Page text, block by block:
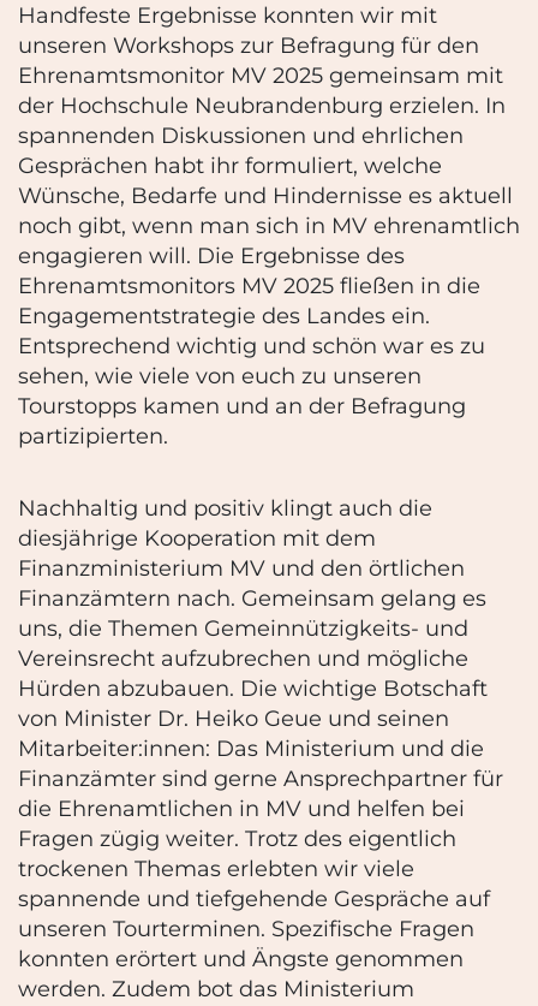
Handfeste Ergebnisse konnten wir mit
unseren Workshops zur Befragung für den
Ehrenamtsmonitor MV 2025 gemeinsam mit
der Hochschule Neubrandenburg erzielen. In
spannenden Diskussionen und ehrlichen
Gesprächen habt ihr formuliert, welche
Wünsche, Bedarfe und Hindernisse es aktuell
noch gibt, wenn man sich in MV ehrenamtlich
engagieren will. Die Ergebnisse des
Ehrenamtsmonitors MV 2025 fließen in die
Engagementstrategie des Landes ein.
Entsprechend wichtig und schön war es zu
sehen, wie viele von euch zu unseren
Tourstopps kamen und an der Befragung
partizipierten.
Nachhaltig und positiv klingt auch die
diesjährige Kooperation mit dem
Finanzministerium MV und den örtlichen
Finanzämtern nach. Gemeinsam gelang es
uns, die Themen Gemeinnützigkeits- und
Vereinsrecht aufzubrechen und mögliche
Hürden abzubauen. Die wichtige Botschaft
von Minister Dr. Heiko Geue und seinen
Mitarbeiter:innen: Das Ministerium und die
Finanzämter sind gerne Ansprechpartner für
die Ehrenamtlichen in MV und helfen bei
Fragen zügig weiter. Trotz des eigentlich
trockenen Themas erlebten wir viele
spannende und tiefgehende Gespräche auf
unseren Tourterminen. Spezifische Fragen
konnten erörtert und Ängste genommen
werden. Zudem bot das Ministerium